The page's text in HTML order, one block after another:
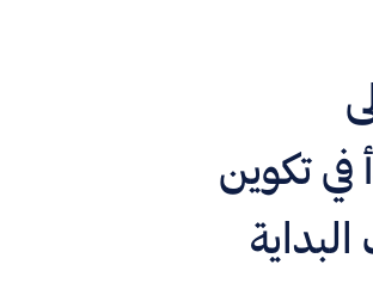
عام 1923 بدأ في تكوين